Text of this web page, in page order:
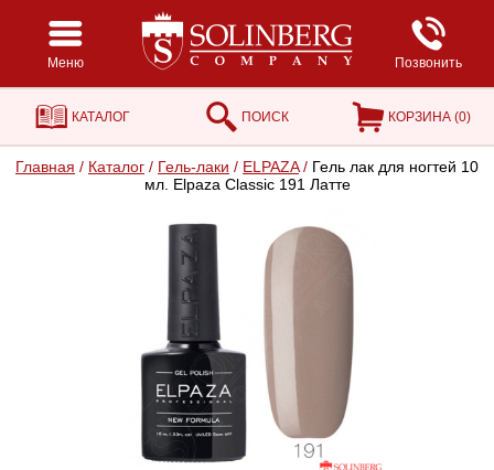
Меню Позвонить
КАТАЛОГ ПОИСК КОРЗИНА (0)
Главная / Каталог / Гель-лаки / ELPAZA / Гель лак для ногтей 10
мл. Elpaza Classic 191 Латте